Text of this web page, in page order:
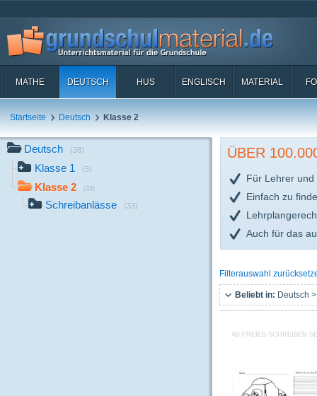
MATHE DEUTSCH HUS ENGLISCH MATERIAL
Startseite Deutsch Klasse 2
Deutsch (38)
Klasse 1 (5)
Klasse 2 (33)
Schreibanlässe (33)
ÜBER
Für Lehrer und
Einfach zu
Auch für das
Filterauswahl
Beliebt in: Deutsch
AB-FREIES-SCHREIBEN-